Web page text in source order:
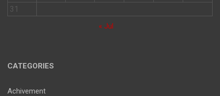
31
« Jul
CATEGORIES
Achivement